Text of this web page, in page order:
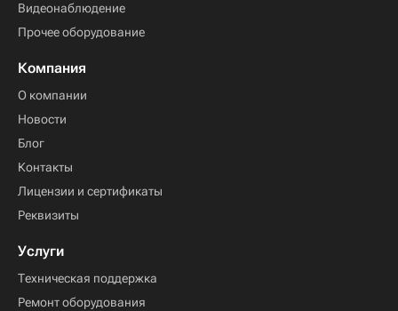
Видеонаблюдение
Прочее оборудование
Компания
О компании
Новости
Блог
Контакты
Лицензии и сертификаты
Реквизиты
Услуги
Техническая поддержка
Ремонт оборудования